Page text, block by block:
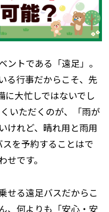
ントである「遠足」。
る行事だからこそ、先
に大忙しではないでし
いただくのが、「雨が
けれど、晴れ用と雨用
を予約することはで
せです。
せる遠足バスだからこ
、何よりも「安心・安